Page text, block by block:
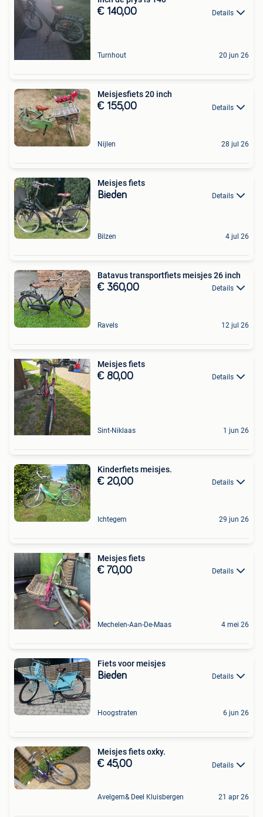
€ 140,00 Details
Turnhout 20 jun 26
Meisjesfiets 20 inch
€ 155,00 Details
Nijlen 28 jul 26
Meisjes fiets
Bieden Details
Bilzen 4 jul 26
Batavus transportfiets meisjes 26 inch
€ 360,00 Details
Ravels 12 jul 26
Meisjes fiets
€ 80,00 Details
Sint-Niklaas 1 jun 26
Kinderfiets meisjes.
€ 20,00 Details
Ichtegem 29 jun 26
Meisjes fiets
€ 70,00 Details
Mechelen-Aan-De-Maas 4 mei 26
Fiets voor meisjes
Bieden Details
Hoogstraten 6 jun 26
Meisjes fiets oxky.
€ 45,00 Details
Avelgem& Deel Kluisbergen 21 apr 26